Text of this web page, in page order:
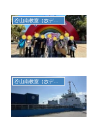
谷山南教室（放デイ）
谷山南教室（放デイ）